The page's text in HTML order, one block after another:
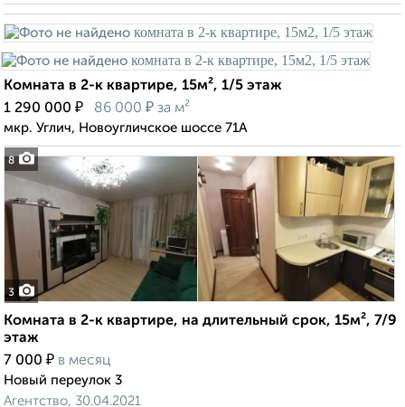
8
Комната в 2-к квартире, 15м², 1/5 этаж
1 290 000 ₽ 86 000 ₽ за м²
мкр. Углич, Новоугличское шоссе 71А
3
Комната в 2-к квартире, на длительный срок, 15м², 7/9
этаж
7 000 ₽ в месяц
Новый переулок 3
Агентство, 30.04.2021